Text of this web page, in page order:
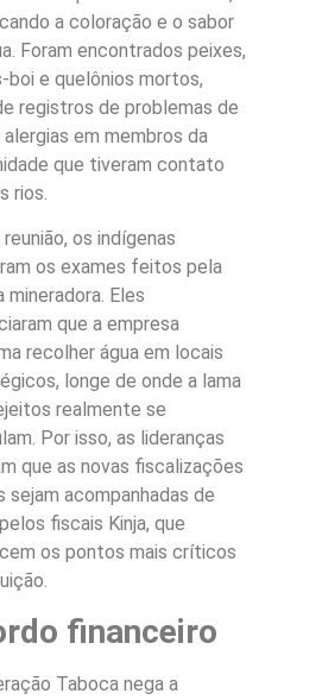
a coloração e o sabor
Foram encontrados peixes,
boi e quelônios mortos,
registros de problemas de
em membros da
que tiveram contato
rios.
os indígenas
os exames feitos pela
mineradora. Eles
que a empresa
recolher água em locais
longe de onde a lama
realmente se
Por isso, as lideranças
que as novas fiscalizações
sejam acompanhadas de
fiscais Kinja, que
os pontos mais críticos
financeiro
Taboca nega a